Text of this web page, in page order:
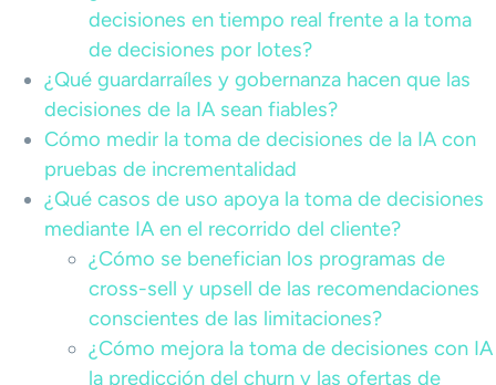
decisiones en tiempo real frente a la toma
de decisiones por lotes?
¿Qué guardarraíles y gobernanza hacen que las
decisiones de la IA sean fiables?
Cómo medir la toma de decisiones de la IA con
pruebas de incrementalidad
¿Qué casos de uso apoya la toma de decisiones
mediante IA en el recorrido del cliente?
¿Cómo se benefician los programas de
cross-sell y upsell de las recomendaciones
conscientes de las limitaciones?
¿Cómo mejora la toma de decisiones con IA
la predicción del churn y las ofertas de